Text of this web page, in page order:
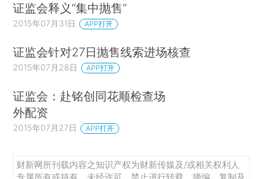
证监会释义“集中抛售”
2015年07月31日 APP打开
证监会针对27日抛售线索进场核查
2015年07月28日 APP打开
证监会：赴铭创同花顺检查场
外配资
2015年07月27日 APP打开
财新网所刊载内容之知识产权为财新传媒及/或相关权利人